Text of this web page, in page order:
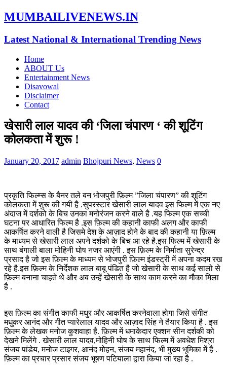
MUMBAILIVENEWS.IN
Latest National & International Trending News
Home
ABOUT Us
Entertainment News
Disavowal
Disclaimer
Contact
खेसारी लाल यादव की ‘जिला चंपारण ‘ की शूटिंग
कोलकता में शुरू !
January 20, 2017 admin Bhojpuri News, News 0
प्रकृति फिल्म्स के बैनर तले बन भोजपुरी फ़िल्म ”जिला चंपारण” की शूटिंग
कोलकता में शुरू की गयी है .सुपरस्टार खेसारी लाल यादव इस फिल्म में एक नए
अंदाज में दर्शको के बिच उनका मनोरंजन करने वाले है .यह फिल्म एक सच्ची
घटना पर आधारित फिल्म है .इस फ़िल्म की कहानी काफी अलग और काफी
आकर्षित करने वाली है जिसमे देश के आज़ाद होने के बाद की कहानी या फ़िल्म
के माध्यम से खेसारी लाल अपने दर्शको के बिच आ रहे है.इस फिल्म में खेसारी के
साथ बंगाली बाला मोहिनी घोष नजर आएंगी . इस फ़िल्म के निर्माता सुरेन्द्र
प्रसाद है जो इस फ़िल्म के माध्यम से भोजपुरी फ़िल्म इंडस्ट्री में अपना कदम रख
रहे है.इस फ़िल्म के निर्देशक लाल बाबू पंडित है जो खेसारी के साथ कई सालो से
फ़िल्म बनाना चाहते थे और अब उन्हें खेसारी के साथ काम करने का मौका मिला
है .
इस फ़िल्म का संगीत काफी मधुर और आकर्षित करनेवाला होगा जिसे संगीत
मधुकर आनंद और गीत प्यारेलाल यादव और आज़ाद सिंह ने तैयार किया है . इस
फ़िल्म के लेखक मनोज कुशवाहा है. फ़िल्म में धमाकेदार एक्शन सीन दर्शकी को
देखने मिलेंगे . खेसारी लाल यादव,मोहिनी घोष के साथ फिल्म में अवधेश मिश्रा
संजय पांडेय, मनोज टाइगर, आनंद मोहन, संजय महानंद, भी मुख्य भूमिका में है .
फ़िल्म का प्रचार प्रसार संजय भूषण पटियाला द्वारा किया जा रहा है .